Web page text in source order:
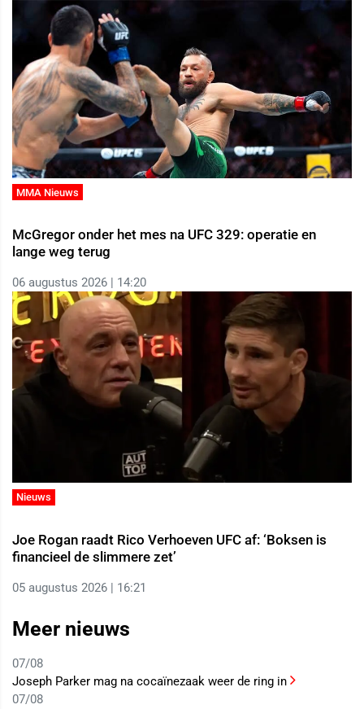
MMA Nieuws
McGregor onder het mes na UFC 329: operatie en
lange weg terug
06 augustus 2026 | 14:20
Nieuws
Joe Rogan raadt Rico Verhoeven UFC af: ‘Boksen is
financieel de slimmere zet’
05 augustus 2026 | 16:21
Meer nieuws
07/08
Joseph Parker mag na cocaïnezaak weer de ring in
07/08